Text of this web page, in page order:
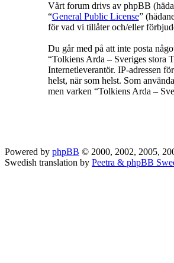
Vårt forum drivs av phpBB
“General Public License”
för vad vi tillåter och/eller
Du går med på att inte posta
“Tolkiens Arda – Sveriges stora
Internetleverantör. IP-adressen
helst, när som helst. Som
men varken “Tolkiens Arda –
Powered by phpBB © 2000, 2002, 2005,
Swedish translation by Peetra & phpBB